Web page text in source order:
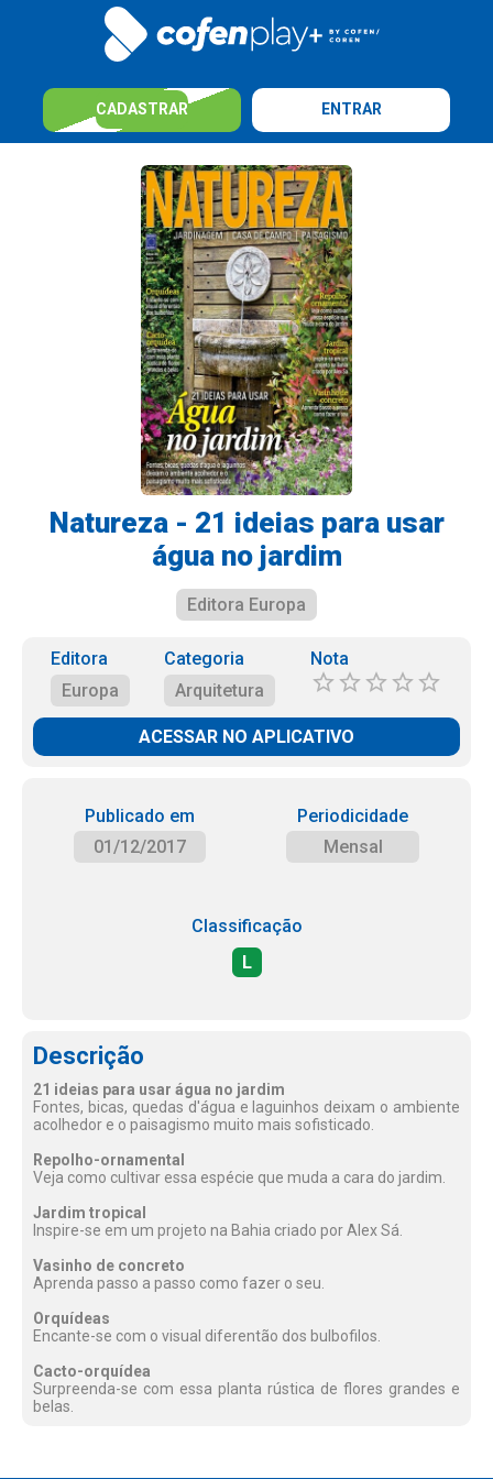
CADASTRAR ENTRAR
Natureza - 21 ideias para usar
água no jardim
Editora Europa
Editora
Europa
Categoria
Arquitetura
Nota
ACESSAR NO APLICATIVO
Publicado em
01/12/2017
Periodicidade
Mensal
Classificação
L
Descrição
21 ideias para usar água no jardim
Fontes, bicas, quedas d'água e laguinhos deixam o ambiente
acolhedor e o paisagismo muito mais sofisticado.
Repolho-ornamental
Veja como cultivar essa espécie que muda a cara do jardim.
Jardim tropical
Inspire-se em um projeto na Bahia criado por Alex Sá.
Vasinho de concreto
Aprenda passo a passo como fazer o seu.
Orquídeas
Encante-se com o visual diferentão dos bulbofilos.
Cacto-orquídea
Surpreenda-se com essa planta rústica de flores grandes e
belas.